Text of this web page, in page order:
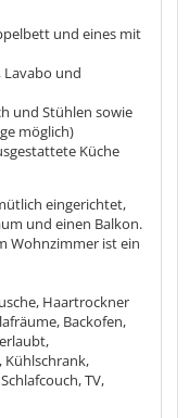
und eines mit
Lavabo und
und Stühlen sowie
möglich)
Küche
eingerichtet,
und einen Balkon.
Wohnzimmer ist ein
Haartrockner
Backofen,
Kühlschrank,
TV,